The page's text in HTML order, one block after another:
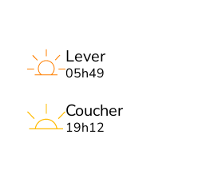
Lever
05h49
Coucher
19h12